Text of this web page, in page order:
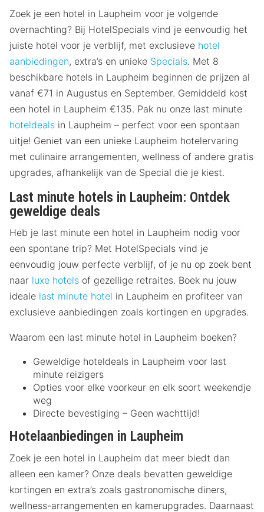
Zoek je een hotel in Laupheim voor je volgende
overnachting? Bij HotelSpecials vind je eenvoudig het
juiste hotel voor je verblijf, met exclusieve hotel
aanbiedingen, extra’s en unieke Specials. Met 8
beschikbare hotels in Laupheim beginnen de prijzen al
vanaf €71 in Augustus en September. Gemiddeld kost
een hotel in Laupheim €135. Pak nu onze last minute
hoteldeals in Laupheim – perfect voor een spontaan
uitje! Geniet van een unieke Laupheim hotelervaring
met culinaire arrangementen, wellness of andere gratis
upgrades, afhankelijk van de Special die je kiest.
Last minute hotels in Laupheim: Ontdek
geweldige deals
Heb je last minute een hotel in Laupheim nodig voor
een spontane trip? Met HotelSpecials vind je
eenvoudig jouw perfecte verblijf, of je nu op zoek bent
naar luxe hotels of gezellige retraites. Boek nu jouw
ideale last minute hotel in Laupheim en profiteer van
exclusieve aanbiedingen zoals kortingen en upgrades.
Waarom een last minute hotel in Laupheim boeken?
Geweldige hoteldeals in Laupheim voor last
minute reizigers
Opties voor elke voorkeur en elk soort weekendje
weg
Directe bevestiging – Geen wachttijd!
Hotelaanbiedingen in Laupheim
Zoek je een hotel in Laupheim dat meer biedt dan
alleen een kamer? Onze deals bevatten geweldige
kortingen en extra’s zoals gastronomische diners,
wellness-arrangementen en kamerupgrades. Daarnaast